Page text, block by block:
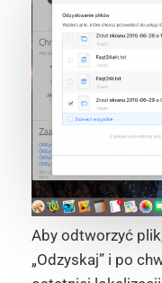
Aby odtworzyć
„Odzyskaj” i po